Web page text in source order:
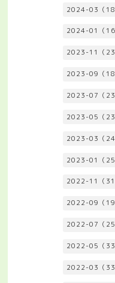
2024-03（18
2024-01（16
2023-11（23
2023-09（18
2023-07（23
2023-05（23
2023-03（24
2023-01（25
2022-11（31
2022-09（19
2022-07（25
2022-05（33
2022-03（33